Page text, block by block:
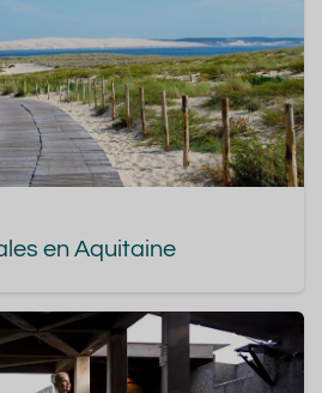
en Aquitaine